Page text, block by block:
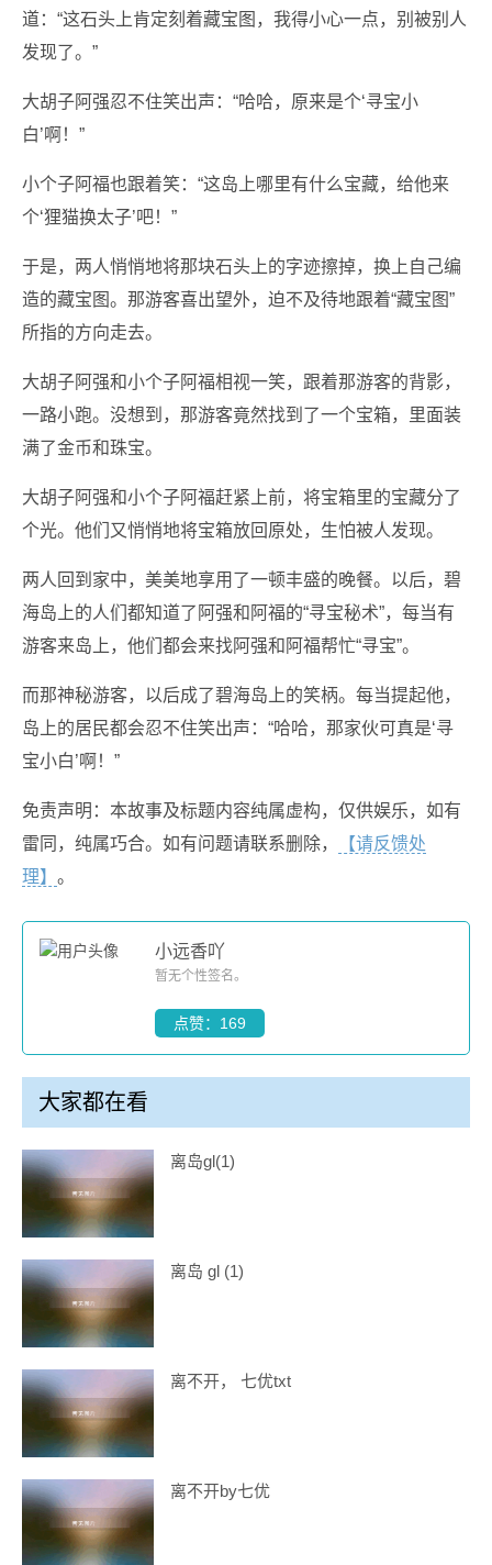
道：“这石头上肯定刻着藏宝图，我得小心一点，别被别人
发现了。”
大胡子阿强忍不住笑出声：“哈哈，原来是个‘寻宝小
白’啊！”
小个子阿福也跟着笑：“这岛上哪里有什么宝藏，给他来
个‘狸猫换太子’吧！”
于是，两人悄悄地将那块石头上的字迹擦掉，换上自己编
造的藏宝图。那游客喜出望外，迫不及待地跟着“藏宝图”
所指的方向走去。
大胡子阿强和小个子阿福相视一笑，跟着那游客的背影，
一路小跑。没想到，那游客竟然找到了一个宝箱，里面装
满了金币和珠宝。
大胡子阿强和小个子阿福赶紧上前，将宝箱里的宝藏分了
个光。他们又悄悄地将宝箱放回原处，生怕被人发现。
两人回到家中，美美地享用了一顿丰盛的晚餐。以后，碧
海岛上的人们都知道了阿强和阿福的“寻宝秘术”，每当有
游客来岛上，他们都会来找阿强和阿福帮忙“寻宝”。
而那神秘游客，以后成了碧海岛上的笑柄。每当提起他，
岛上的居民都会忍不住笑出声：“哈哈，那家伙可真是‘寻
宝小白’啊！”
免责声明：本故事及标题内容纯属虚构，仅供娱乐，如有
雷同，纯属巧合。如有问题请联系删除，
【请反馈处
理】 。
小远香吖
暂无个性签名。
点赞：169
大家都在看
离岛gl(1)
离岛 gl (1)
离不开， 七优txt
离不开by七优